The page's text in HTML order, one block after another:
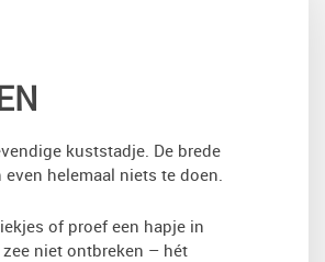
kuststadje. De brede
helemaal niets te doen.
of proef een hapje in
niet ontbreken – hét